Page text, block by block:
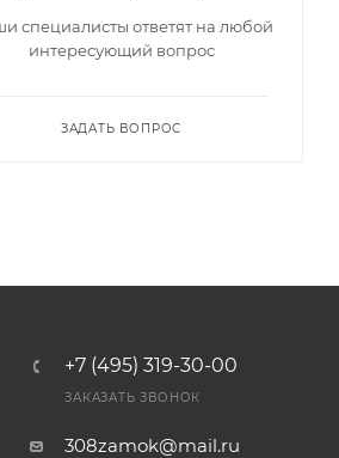
специалисты ответят на любой
интересующий вопрос
ЗАДАТЬ ВОПРОС
+7 (495) 319-30-00
ЗАКАЗАТЬ ЗВОНОК
308zamok@mail.ru